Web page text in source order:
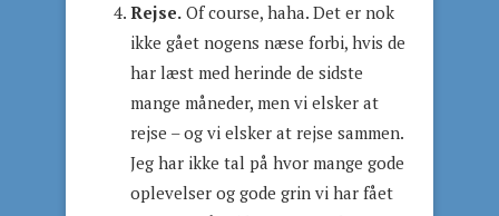
Rejse. Of course, haha. Det er nok
ikke gået nogens næse forbi, hvis de
har læst med herinde de sidste
mange måneder, men vi elsker at
rejse – og vi elsker at rejse sammen.
Jeg har ikke tal på hvor mange gode
oplevelser og gode grin vi har fået